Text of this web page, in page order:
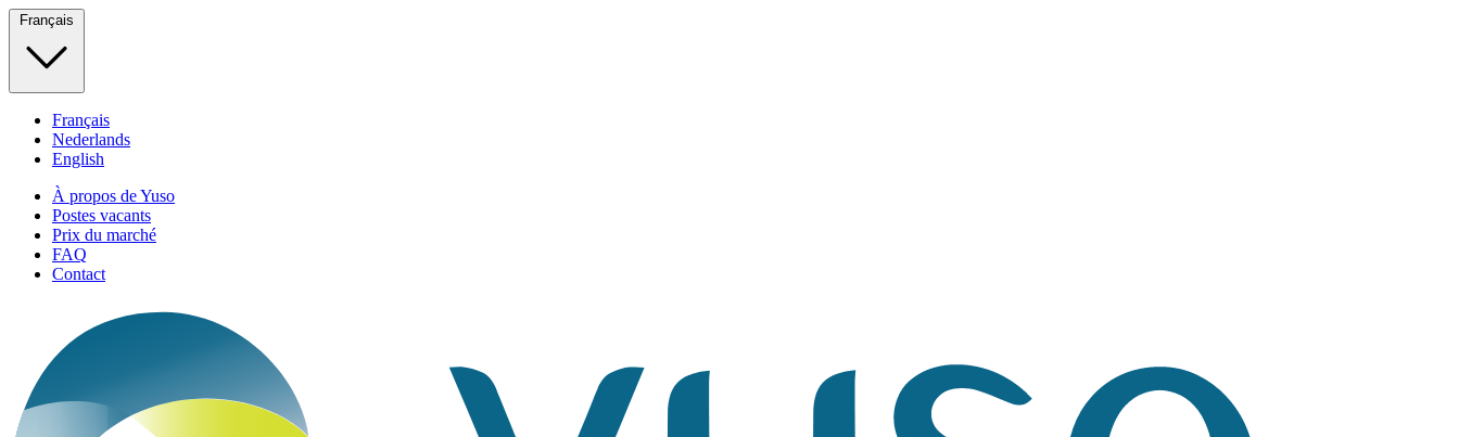
Français
Français
Nederlands
English
À propos de Yuso
Postes vacants
Prix du marché
FAQ
Contact